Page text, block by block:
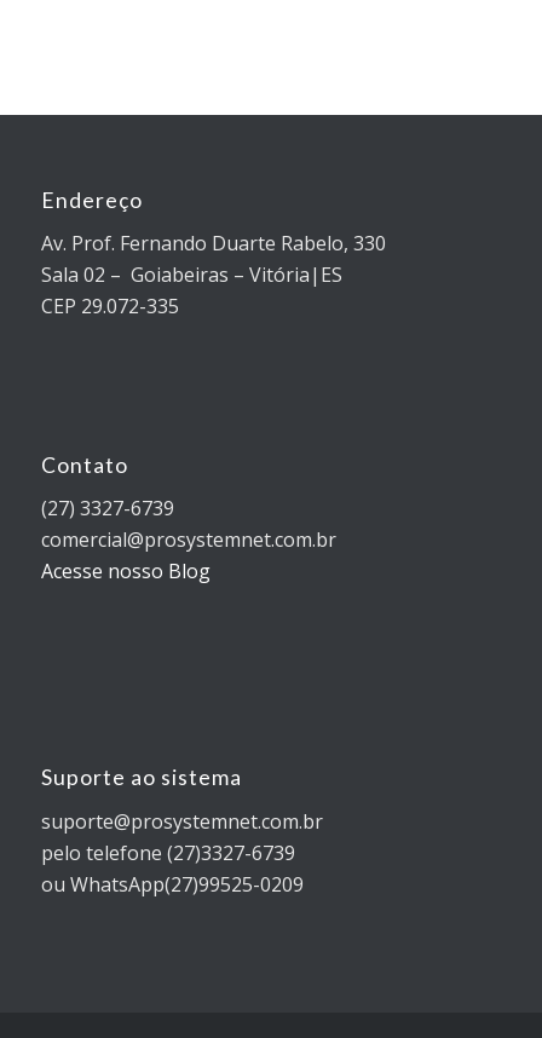
Endereço
Av. Prof. Fernando Duarte Rabelo, 330
Sala 02 – Goiabeiras – Vitória|ES
CEP 29.072-335
Contato
(27) 3327-6739
comercial@prosystemnet.com.br
Acesse nosso Blog
Suporte ao sistema
suporte@prosystemnet.com.br
pelo telefone (27)3327-6739
ou WhatsApp(27)99525-0209